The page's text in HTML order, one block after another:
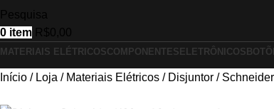
0 item
MATERIAIS ELÉTRICOSCOMPONENTES ELETRÔNICOS
Início Loja Materiais Elétricos Disjuntor Schneider